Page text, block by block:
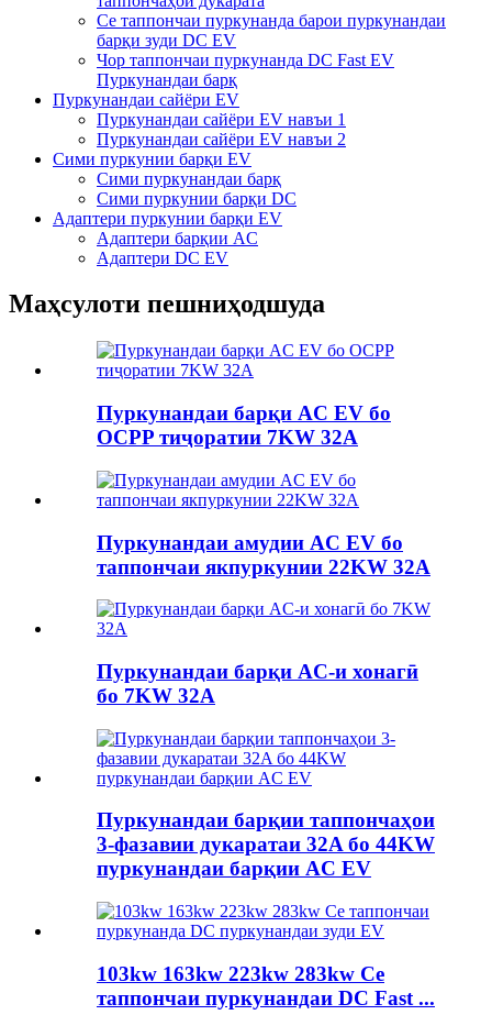
Се таппончаи пуркунанда барои пуркунандаи
барқи зуди DC EV
Чор таппончаи пуркунанда DC Fast EV
Пуркунандаи барқ
Пуркунандаи сайёри EV
Пуркунандаи сайёри EV навъи 1
Пуркунандаи сайёри EV навъи 2
Сими пуркунии барқи EV
Сими пуркунандаи барқ
Сими пуркунии барқи DC
Адаптери пуркунии барқи EV
Адаптери барқии AC
Адаптери DC EV
Маҳсулоти пешниҳодшуда
Пуркунандаи барқи AC EV бо
OCPP тиҷоратии 7KW 32A
Пуркунандаи амудии AC EV бо
таппончаи якпуркунии 22KW 32A
Пуркунандаи барқи AC-и хонагӣ
бо 7KW 32A
Пуркунандаи барқии таппончаҳои
3-фазавии дукаратаи 32A бо 44KW
пуркунандаи барқии AC EV
103kw 163kw 223kw 283kw Се
таппончаи пуркунандаи DC Fast ...